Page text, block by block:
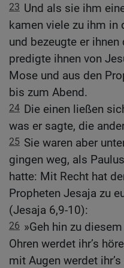
23 Und als sie ihm
kamen viele zu ihm in
und bezeugte er
predigte ihnen von
Mose und aus den
bis zum Abend.
24 Die einen ließen
was er sagte, die
25 Sie waren aber
gingen weg, als
hatte: Mit Recht hat
Propheten Jesaja zu
(Jesaja 6,9-10):
26 »Geh hin zu
Ohren werdet ihr’s
mit Augen werdet